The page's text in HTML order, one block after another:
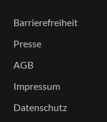
Barrierefreiheit
Presse
AGB
Impressum
Datenschutz